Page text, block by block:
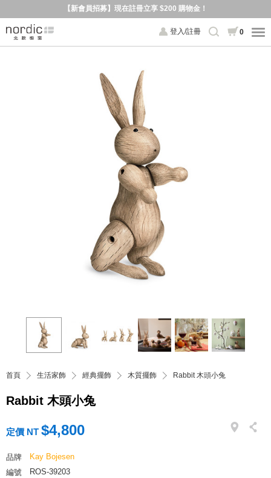
【新會員招募】現在註冊立享 $200 購物金！
登入/註冊 0
首頁 生活家飾 經典擺飾 木質擺飾 Rabbit 木頭小兔
Rabbit 木頭小兔
定價 NT $4,800
品牌
Kay Bojesen
編號
ROS-39203